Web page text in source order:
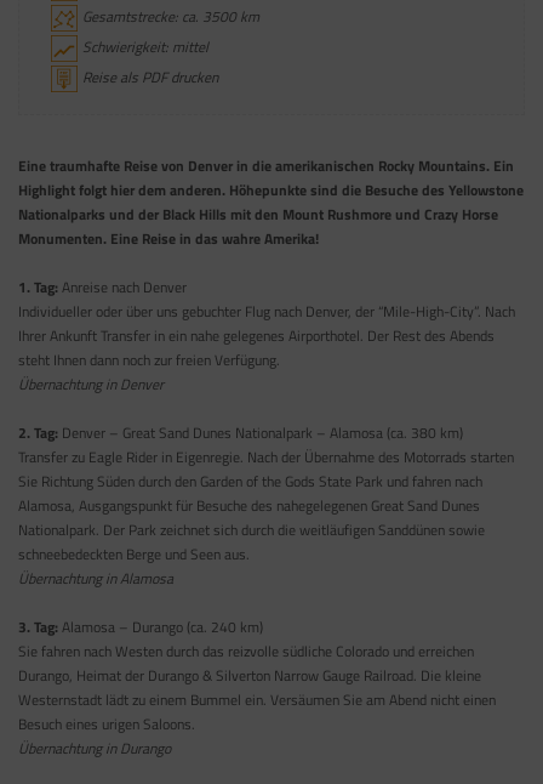
Gesamtstrecke: ca. 3500 km
Schwierigkeit: mittel
Reise als PDF drucken
Eine traumhafte Reise von Denver in die amerikanischen Rocky Mountains. Ein
Highlight folgt hier dem anderen. Höhepunkte sind die Besuche des Yellowstone
Nationalparks und der Black Hills mit den Mount Rushmore und Crazy Horse
Monumenten. Eine Reise in das wahre Amerika!
1. Tag: Anreise nach Denver
Individueller oder über uns gebuchter Flug nach Denver, der “Mile-High-City”. Nach
Ihrer Ankunft Transfer in ein nahe gelegenes Airporthotel. Der Rest des Abends
steht Ihnen dann noch zur freien Verfügung.
Übernachtung in Denver
2. Tag: Denver – Great Sand Dunes Nationalpark – Alamosa (ca. 380 km)
Transfer zu Eagle Rider in Eigenregie. Nach der Übernahme des Motorrads starten
Sie Richtung Süden durch den Garden of the Gods State Park und fahren nach
Alamosa, Ausgangspunkt für Besuche des nahegelegenen Great Sand Dunes
Nationalpark. Der Park zeichnet sich durch die weitläufigen Sanddünen sowie
schneebedeckten Berge und Seen aus.
Übernachtung in Alamosa
3. Tag: Alamosa – Durango (ca. 240 km)
Sie fahren nach Westen durch das reizvolle südliche Colorado und erreichen
Durango, Heimat der Durango & Silverton Narrow Gauge Railroad. Die kleine
Westernstadt lädt zu einem Bummel ein. Versäumen Sie am Abend nicht einen
Besuch eines urigen Saloons.
Übernachtung in Durango